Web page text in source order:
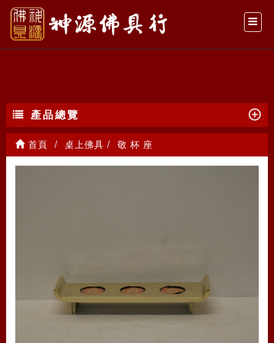
敬 杯 座
產品總覽
首頁 桌上佛具 敬 杯 座